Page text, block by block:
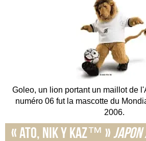
Goleo, un lion portant un maillot de
numéro 06 fut la mascotte du
2006.
« Ato, Nik y Kaz™ »